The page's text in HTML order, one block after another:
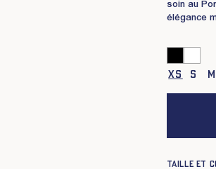
soin au
élégance
XS S M
Taille et